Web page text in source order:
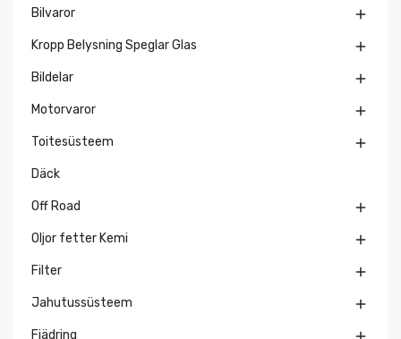
Bilvaror 
Kropp Belysning Speglar Glas 
Bildelar 
Motorvaror 
Toitesüsteem 
Däck
Off Road 
Oljor fetter Kemi 
Filter 
Jahutussüsteem 
Fjädring